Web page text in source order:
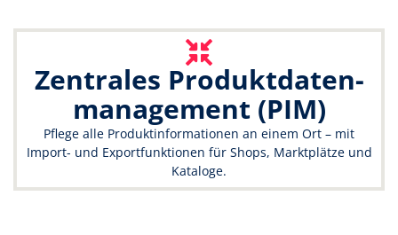
Zentrales Produktdaten-
management (PIM)
Pflege alle Produktinformationen an einem Ort – mit
Import- und Exportfunktionen für Shops, Marktplätze und
Kataloge.